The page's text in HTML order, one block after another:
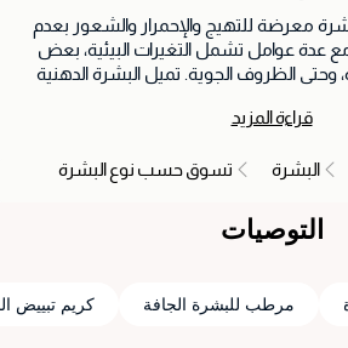
معرضة للتهيج والإحمرار والشعور بعدم
مع عدة عوامل تشمل التغيرات البيئية، بعض
وحتى الظروف الجوية. تميل البشرة الدهنية
العناية بالبشرة الحساسة منتجات لطيفة
قراءة المزيد
البشرة
تسوق حسب نوع البشرة
التوصيات
مرطب للبشرة الجافة كريم تبييض